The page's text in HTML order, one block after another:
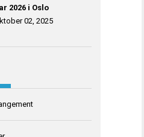
2026 i Oslo
02, 2025